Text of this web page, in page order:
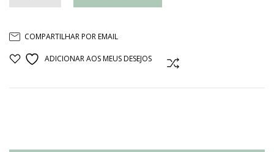
E
COMPARTILHAR POR EMAIL
ADICIONAR AOS MEUS DESEJOS